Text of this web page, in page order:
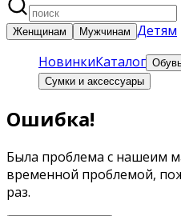
Женщинам Мужчинам Детям
НовинкиКаталог
Сумки и аксессуары
Ошибка!
Была проблема с нашеим
временной проблемой,
раз.